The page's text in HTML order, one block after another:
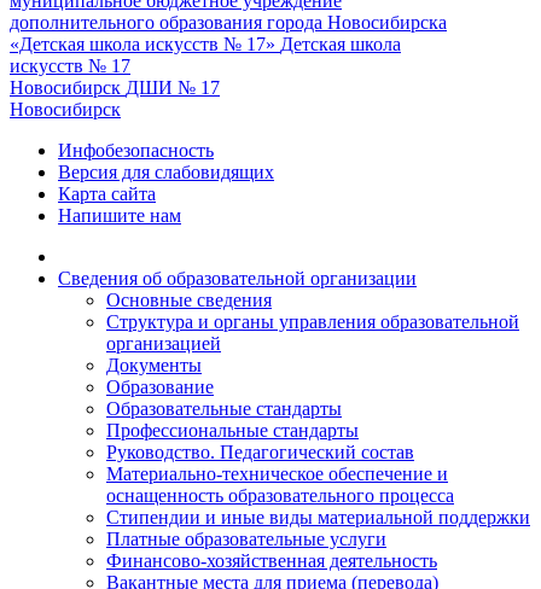
дополнительного образования города Новосибирска
«Детская школа искусств № 17» Детская школа
искусств № 17
Новосибирск ДШИ № 17
Новосибирск
Инфобезопасность
Версия для слабовидящих
Карта сайта
Напишите нам
Сведения об образовательной организации
Основные сведения
Структура и органы управления образовательной
организацией
Документы
Образование
Образовательные стандарты
Профессиональные стандарты
Руководство. Педагогический состав
Материально-техническое обеспечение и
оснащенность образовательного процесса
Стипендии и иные виды материальной поддержки
Платные образовательные услуги
Финансово-хозяйственная деятельность
Вакантные места для приема (перевода)